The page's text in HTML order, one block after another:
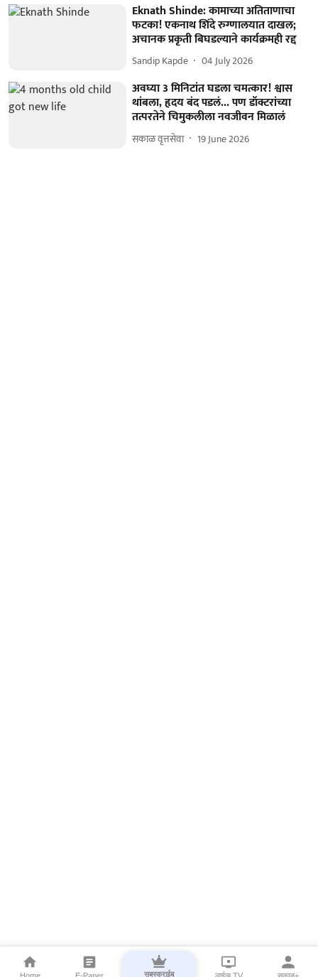
Eknath Shinde: कामाच्या अतिताणाचा
फटका! एकनाथ शिंदे रुग्णालयात दाखल;
अचानक प्रकृती बिघडल्याने कार्यक्रमही रद्द
Sandip Kapde 04 July 2026
अवघ्या 3 मिनिटांत घडला चमत्कार! श्वास
थांबला, हृदय बंद पडलं... पण डॉक्टरांच्या
तत्परतेने चिमुकलीला नवजीवन मिळालं
सकाळ वृत्तसेवा 19 June 2026
Home E-Paper सबस्क्राईब लाईव्ह TV सकाळ+